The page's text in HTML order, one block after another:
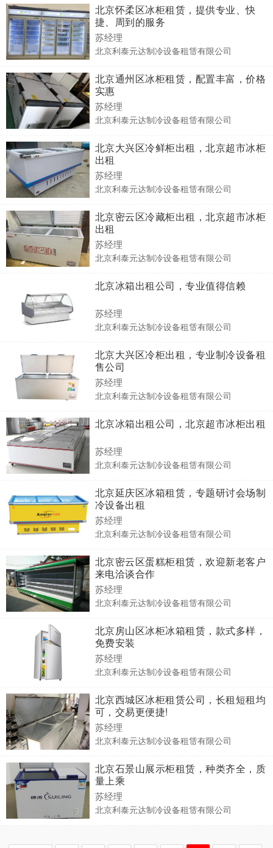
北京怀柔区冰柜租赁，提供专业、快
捷、周到的服务
苏经理
北京利泰元达制冷设备租赁有限公司
北京通州区冰柜租赁，配置丰富，价格
实惠
苏经理
北京利泰元达制冷设备租赁有限公司
北京大兴区冷鲜柜出租，北京超市冰柜
出租
苏经理
北京利泰元达制冷设备租赁有限公司
北京密云区冷藏柜出租，北京超市冰柜
出租
苏经理
北京利泰元达制冷设备租赁有限公司
北京冰箱出租公司，专业值得信赖
苏经理
北京利泰元达制冷设备租赁有限公司
北京大兴区冷柜出租，专业制冷设备租
售公司
苏经理
北京利泰元达制冷设备租赁有限公司
北京冰箱出租公司，北京超市冰柜出租
苏经理
北京利泰元达制冷设备租赁有限公司
北京延庆区冰箱租赁，专题研讨会场制
冷设备出租
苏经理
北京利泰元达制冷设备租赁有限公司
北京密云区蛋糕柜租赁，欢迎新老客户
来电洽谈合作
苏经理
北京利泰元达制冷设备租赁有限公司
北京房山区冰柜冰箱租赁，款式多样，
免费安装
苏经理
北京利泰元达制冷设备租赁有限公司
北京西城区冰柜租赁公司，长租短租均
可，交易更便捷!
苏经理
北京利泰元达制冷设备租赁有限公司
北京石景山展示柜租赁，种类齐全，质
量上乘
苏经理
北京利泰元达制冷设备租赁有限公司